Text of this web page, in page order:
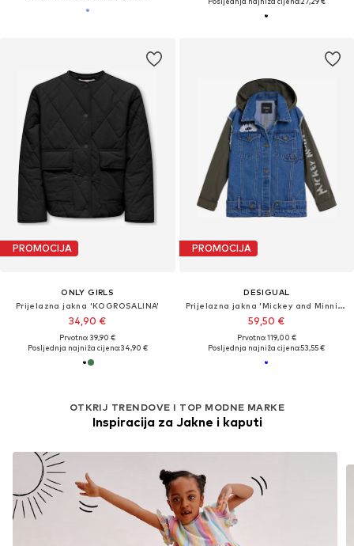
PROMOCIJA
ONLY GIRLS
Prijelazna jakna 'KOGROSALINA'
34,90 €
Prvotno: 39,90 €
Posljednja najniža cijena:34,90 €
PROMOCIJA
DESIGUAL
Prijelazna jakna 'Mickey and Minnie Mouse™'
59,50 €
Prvotno: 119,00 €
Posljednja najniža cijena:53,55 €
OTKRIJ TRENDOVE I TOP MODNE MARKE
Inspiracija za Jakne i kaputi